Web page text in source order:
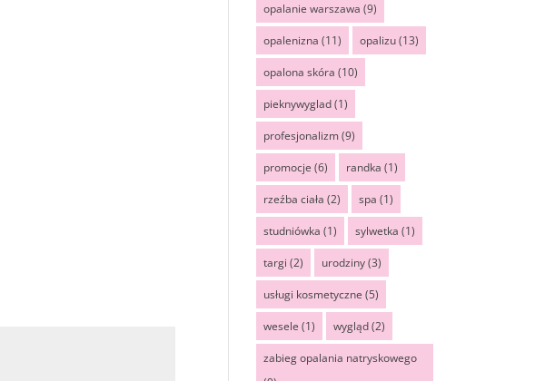
opalanie warszawa (9)
opalenizna (11) opalizu(13)
opalona skóra (10)
pieknywyglad(1)
profesjonalizm(9)
promocje (6) randka (1)
rzeźba ciała (2) spa (1)
studniówka (1) sylwetka (1)
targi (2) urodziny(3)
usługi kosmetyczne (5)
wesele (1) wygląd(2)
zabieg opalania natryskowego